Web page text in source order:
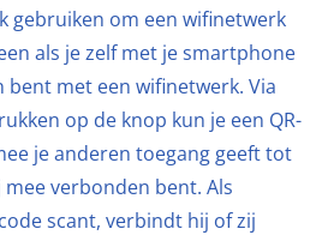
gebruiken om een wifinetwerk
als je zelf met je smartphone
met een wifinetwerk. Via
op de knop kun je een QR-
je anderen toegang geeft tot
verbonden bent. Als
scant, verbindt hij of zij